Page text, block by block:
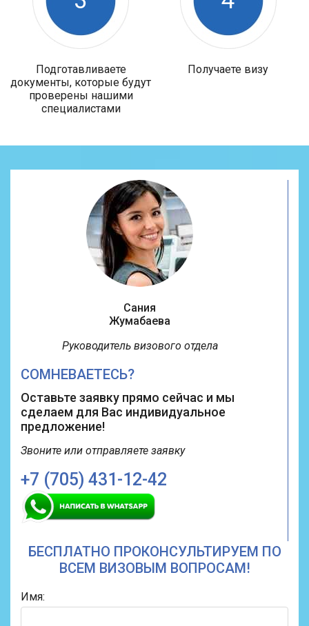
Подготавливаете
документы, которые будут
проверены нашими
специалистами
Получаете визу
Сания
Жумабаева
Руководитель визового отдела
СОМНЕВАЕТЕСЬ?
Оставьте заявку прямо сейчас и мы
сделаем для Вас индивидуальное
предложение!
Звоните или отправляете заявку
+7 (705) 431-12-42
БЕСПЛАТНО ПРОКОНСУЛЬТИРУЕМ ПО
ВСЕМ ВИЗОВЫМ ВОПРОСАМ!
Имя: